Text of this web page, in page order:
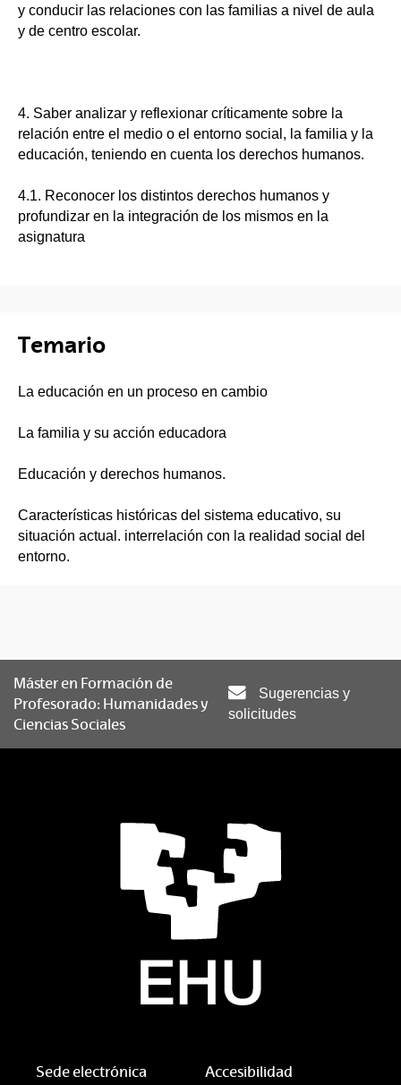
y conducir las relaciones con las familias a nivel de aula
y de centro escolar.
4. Saber analizar y reflexionar críticamente sobre la
relación entre el medio o el entorno social, la familia y la
educación, teniendo en cuenta los derechos humanos.
4.1. Reconocer los distintos derechos humanos y
profundizar en la integración de los mismos en la
asignatura
Temario
La educación en un proceso en cambio
La familia y su acción educadora
Educación y derechos humanos.
Características históricas del sistema educativo, su
situación actual. interrelación con la realidad social del
entorno.
Máster en Formación de
Profesorado: Humanidades y
Ciencias Sociales
Sugerencias y
solicitudes
Sede electrónica Accesibilidad